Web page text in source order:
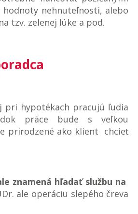
nehnuteľnosti, alebo
tzv. zelenej lúke a pod.
hypotékach pracujú ľudia
práce bude s veľkou
prirodzené ako klient chcieť
znamená hľadať službu na
ale operáciu slepého čreva